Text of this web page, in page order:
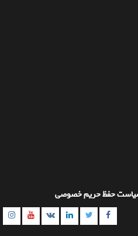
حفظ حریم خصوصی
Facebook
Twitter
Linkedin
VK